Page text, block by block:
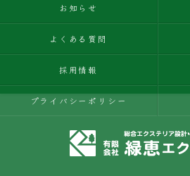
お知らせ
よくある質問
採用情報
プライバシーポリシー